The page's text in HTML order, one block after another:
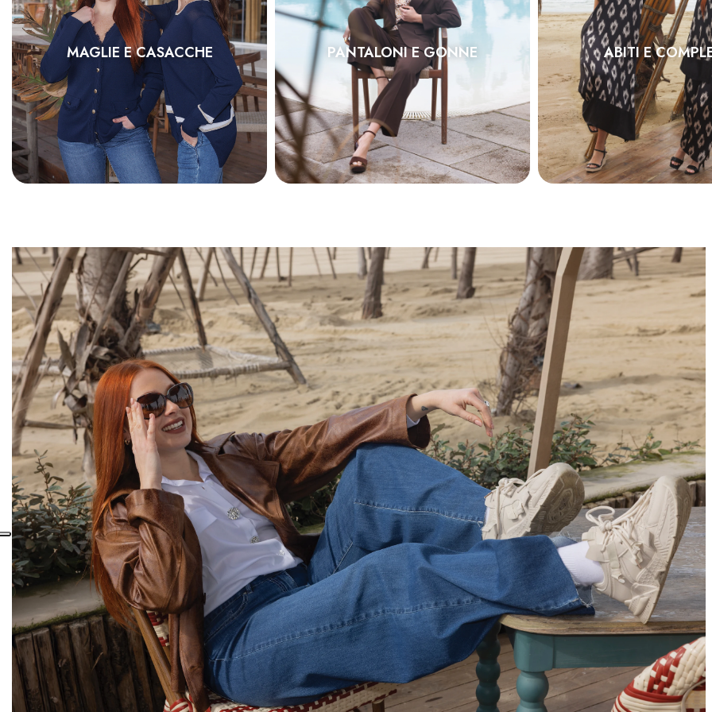
MAGLIE E CASACCHE PANTALONI E GONNE ABITI E